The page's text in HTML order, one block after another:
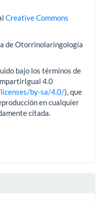
Creative Commons
de Otorrinolaringología
bajo los términos de
4.0
by-sa/4.0/), que
en cualquier
citada.